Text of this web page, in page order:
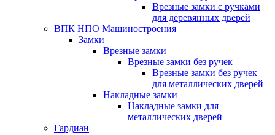
Врезные замки с ручками
для деревянных дверей
ВПК НПО Машиностроения
Замки
Врезные замки
Врезные замки без ручек
Врезные замки без ручек
для металлических дверей
Накладные замки
Накладные замки для
металлических дверей
Гардиан